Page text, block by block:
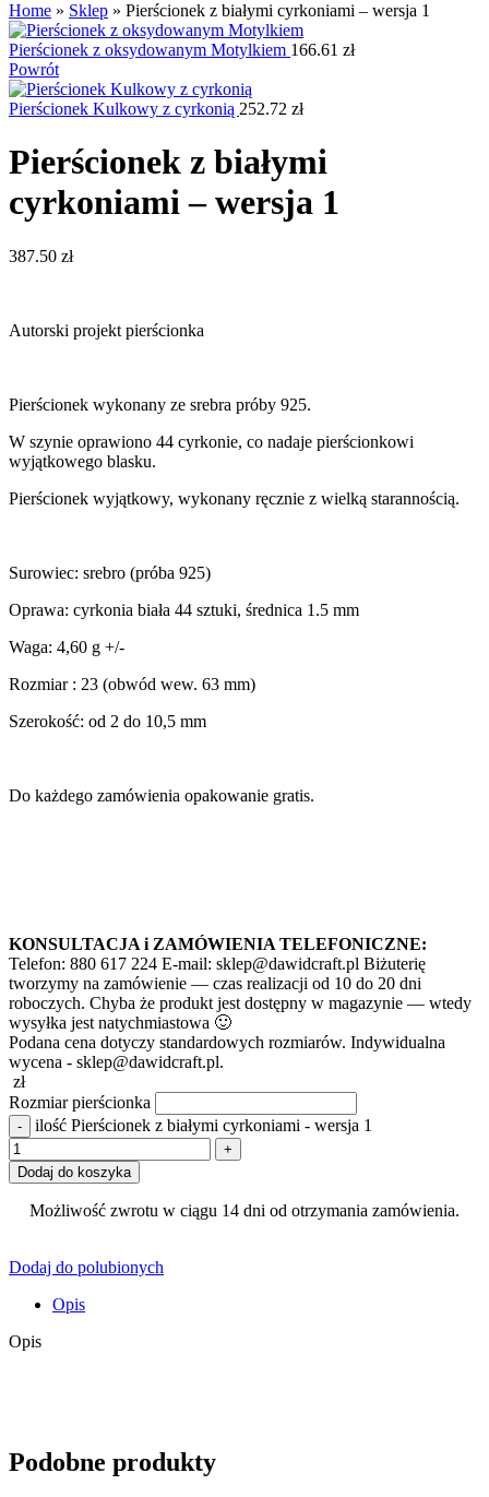
Home » Sklep » Pierścionek z białymi cyrkoniami – wersja 1
Pierścionek z oksydowanym Motylkiem 166.61 zł
Powrót
Pierścionek Kulkowy z cyrkonią 252.72 zł
Pierścionek z białymi
cyrkoniami – wersja 1
387.50 zł
Autorski projekt pierścionka
Pierścionek wykonany ze srebra próby 925.
W szynie oprawiono 44 cyrkonie, co nadaje pierścionkowi
wyjątkowego blasku.
Pierścionek wyjątkowy, wykonany ręcznie z wielką starannością.
Surowiec: srebro (próba 925)
Oprawa: cyrkonia biała 44 sztuki, średnica 1.5 mm
Waga: 4,60 g +/-
Rozmiar : 23 (obwód wew. 63 mm)
Szerokość: od 2 do 10,5 mm
Do każdego zamówienia opakowanie gratis.
KONSULTACJA i ZAMÓWIENIA TELEFONICZNE:
Telefon: 880 617 224 E-mail: sklep@dawidcraft.pl Biżuterię
tworzymy na zamówienie — czas realizacji od 10 do 20 dni
roboczych. Chyba że produkt jest dostępny w magazynie — wtedy
wysyłka jest natychmiastowa 🙂
Podana cena dotyczy standardowych rozmiarów. Indywidualna
wycena - sklep@dawidcraft.pl.
zł
Rozmiar pierścionka
ilość Pierścionek z białymi cyrkoniami - wersja 1
Dodaj do koszyka
Możliwość zwrotu w ciągu 14 dni od otrzymania zamówienia.
Dodaj do polubionych
Opis
Opis
Podobne produkty